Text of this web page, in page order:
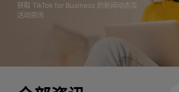
获取 TikTok for Business 的新闻动态及
活动资讯